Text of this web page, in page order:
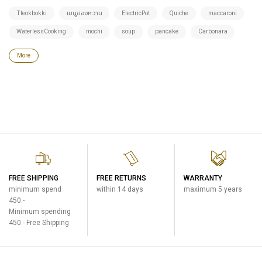
Tteokbokki เมนูของหวาน ElectricPot Quiche maccaroni
WaterlessCooking mochi soup pancake Carbonara
More
FREE SHIPPING
minimum spend
450.-
Minimum spending
450.- Free Shipping
FREE RETURNS
within 14 days
WARRANTY
maximum 5 years